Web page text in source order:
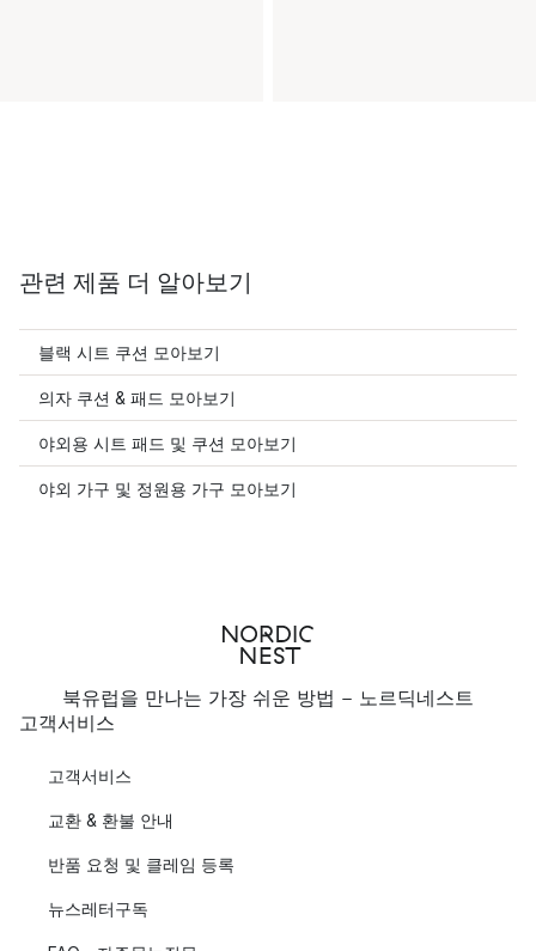
관련 제품 더 알아보기
블랙 시트 쿠션 모아보기
의자 쿠션 & 패드 모아보기
야외용 시트 패드 및 쿠션 모아보기
야외 가구 및 정원용 가구 모아보기
북유럽을 만나는 가장 쉬운 방법 - 노르딕네스트
고객서비스
고객서비스
교환 & 환불 안내
반품 요청 및 클레임 등록
뉴스레터구독